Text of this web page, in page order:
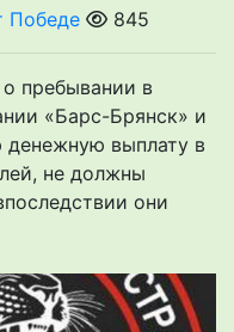
Победе 845
пребывании в
«Барс-Брянск» и
выплату в
не должны
они